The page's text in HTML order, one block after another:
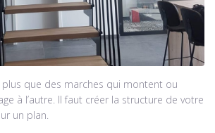
que des marches qui montent ou
à l’autre. Il faut créer la structure de votre
un plan.